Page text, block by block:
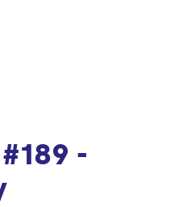
-